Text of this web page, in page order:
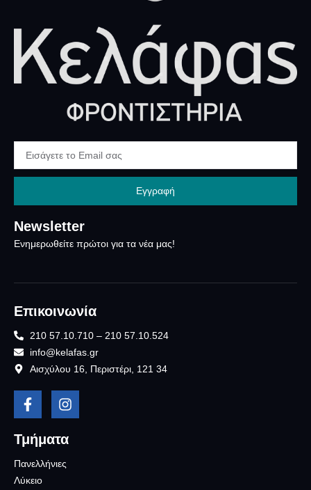
Newsletter
Ενημερωθείτε πρώτοι για τα νέα μας!
Εγγραφή
Επικοινωνία
210 57.10.710 – 210 57.10.524
info@kelafas.gr
Αισχύλου 16, Περιστέρι, 121 34
Τμήματα
Πανελλήνιες
Λύκειο